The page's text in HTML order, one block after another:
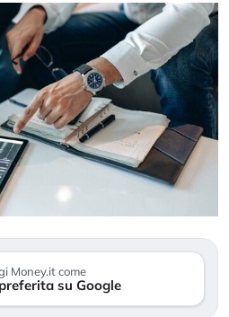
Money.it come
su Google